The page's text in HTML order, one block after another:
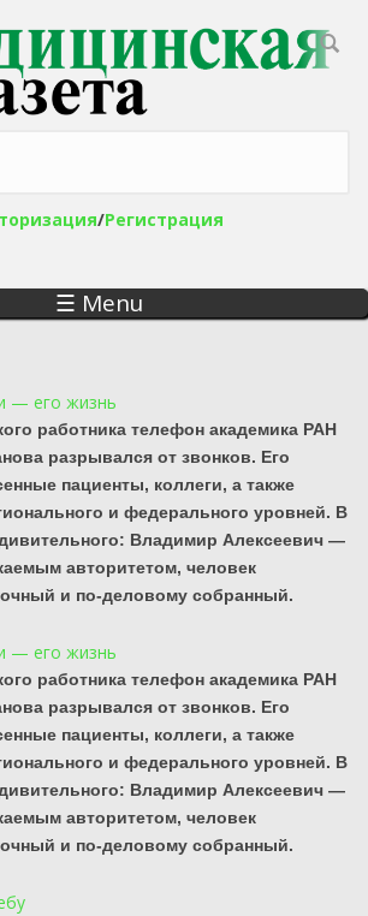
содержанию
/Регистрация
☰ Menu
— его жизнь
работника телефон академика РАН
разрывался от звонков. Его
пациенты, коллеги, а также
и федерального уровней. В
Владимир Алексеевич —
авторитетом, человек
и по-деловому собранный.
— его жизнь
работника телефон академика РАН
разрывался от звонков. Его
пациенты, коллеги, а также
и федерального уровней. В
Владимир Алексеевич —
авторитетом, человек
и по-деловому собранный.